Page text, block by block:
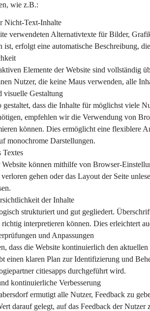
wie z.B.:
Nicht-Text-Inhalte
verwendeten Alternativtexte für Bilder,
ist, erfolgt eine automatische Beschreibung,
Elemente der Website sind vollständig
Nutzer, die keine Maus verwenden, alle
visuelle Gestaltung
gestaltet, dass die Inhalte für möglichst viele
empfehlen wir die Verwendung von
können. Dies ermöglicht eine flexiblere
monochrome Darstellungen.
Textes
können mithilfe von Browser-
verloren gehen oder das Layout der Seite
der Inhalte
strukturiert und gut gegliedert.
richtig interpretieren können. Dies erleichtert
und Anpassungen
dass die Website kontinuierlich den
einen klaren Plan zur Identifizierung und
citiesapps durchgeführt wird.
kontinuierliche Verbesserung
ermutigt alle Nutzer, Feedback zu
darauf gelegt, auf das Feedback der